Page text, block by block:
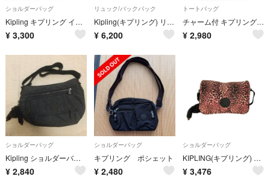
ショルダーバッグ
Kipling キプリング イゼラー ショルダーバッグ 斜め掛け 軽量
¥ 3,300
リュック/バックパック
Kipling(キプリング) リュックサック - ブルーグレー
¥ 6,200
トートバッグ
チャーム付 キプリング トートバッグ 大容量 A4収納可 ネイビー ハンドバッグ
¥ 2,980
ショルダーバッグ
Kipling ショルダーバッグ チャーム付き チャコールグレー ゴリラチャーム
¥ 2,840
ショルダーバッグ
キプリング ポシェット
¥ 2,480
ショルダーバッグ
KIPLING(キプリング) チャーム付き ショルダーバッグ レオパード バッグ
¥ 3,476